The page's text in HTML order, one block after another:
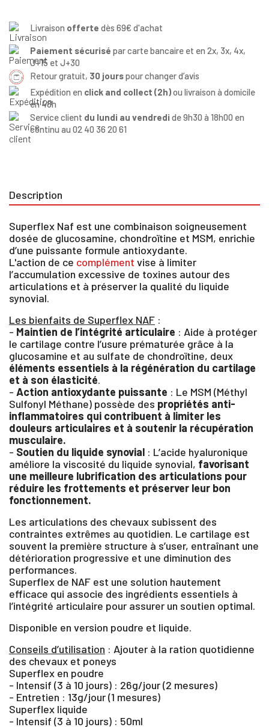
Livraison offerte dès 69€ d'achat
Paiement sécurisé par carte bancaire et en 2x, 3x, 4x,
J+15 et J+30
Retour gratuit, 30 jourspour changer d’avis
Expédition en click and collect (2h)ou livraison à domicile
en 48h
Service client du lundi au vendredi de 9h30 à 18h00 en
continu au 02 40 36 20 61
Description
Superflex Naf est une combinaison soigneusement
dosée de glucosamine, chondroïtine et MSM, enrichie
d’une puissante formule antioxydante.
L'action de ce complément vise à limiter
l’accumulation excessive de toxines autour des
articulations et à préserver la qualité du liquide
synovial.
Les bienfaits de Superflex NAF :
- Maintien de l’intégrité articulaire : Aide à protéger
le cartilage contre l’usure prématurée grâce à la
glucosamine et au sulfate de chondroïtine, deux
éléments essentiels à la régénération du cartilage
et à son élasticité.
- Action antioxydante puissante : Le MSM (Méthyl
Sulfonyl Méthane) possède des propriétés anti-
inflammatoires qui contribuent à limiter les
douleurs articulaires et à soutenir la récupération
musculaire.
- Soutien du liquide synovial : L’acide hyaluronique
améliore la viscosité du liquide synovial, favorisant
une meilleure lubrification des articulations pour
réduire les frottements et préserver leur bon
fonctionnement.
Les articulations des chevaux subissent des
contraintes extrêmes au quotidien. Le cartilage est
souvent la première structure à s’user, entraînant une
détérioration progressive et une diminution des
performances.
Superflex de NAF est une solution hautement
efficace qui associe des ingrédients essentiels à
l’intégrité articulaire pour assurer un soutien optimal.
Disponible en version poudre et liquide.
Conseils d’utilisation : Ajouter à la ration quotidienne
des chevaux et poneys
Superflex en poudre
- Intensif (3 à 10 jours) : 26g/jour (2 mesures)
- Entretien : 13g/jour (1 mesures)
Superflex liquide
- Intensif (3 à 10 jours) : 50ml
×
Vous devez être connecté pour enregistrer des
produits dans votre liste d'envie